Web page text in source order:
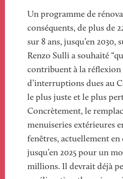
Texte
Un programme de
conséquents, de plus de
sur 8 ans, jusqu’en 2030,
Renzo Sulli a souhaité
contribuent à la réflexion
d’interruptions dues au
le plus juste et le plus
Concrètement, le
menuiseries extérieures
fenêtres, actuellement
jusqu’en 2025 pour un
millions. Il devrait déjà